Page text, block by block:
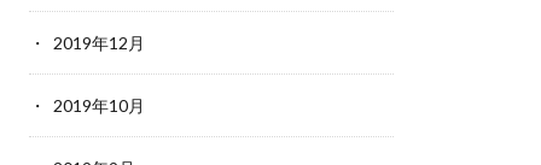
2019年12月
2019年10月